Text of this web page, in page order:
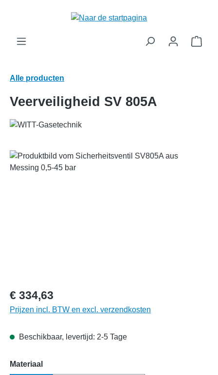
Alle producten
Veerveiligheid SV 805A
Afbeeldingengalerij overslaan
€ 334,63
Prijzen incl. BTW en excl. verzendkosten
Beschikbaar, levertijd: 2-5 Tage
Selecteer
Materiaal